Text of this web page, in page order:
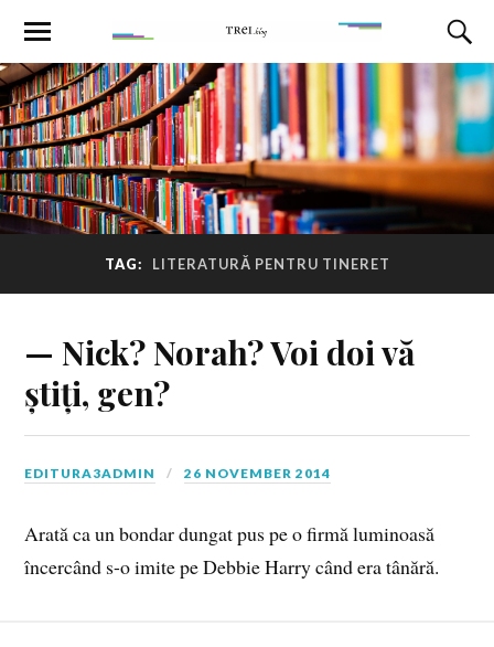
TAG: LITERATURĂ PENTRU TINERET
— Nick? Norah? Voi doi vă
știți, gen?
EDITURA3ADMIN 26 NOVEMBER 2014
Arată ca un bondar dungat pus pe o firmă luminoasă
încercând s-o imite pe Debbie Harry când era tânără.